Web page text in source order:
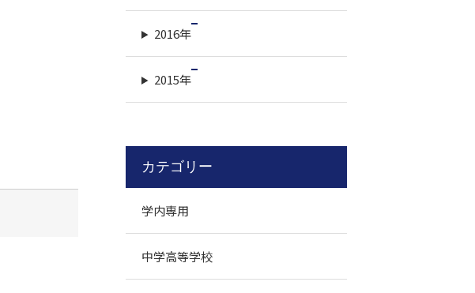
2016年
2015年
カテゴリー
学内専用
中学高等学校